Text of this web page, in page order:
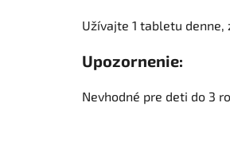
Užívajte 1 tabletu
Upozornenie:
Nevhodné pre deti do 3